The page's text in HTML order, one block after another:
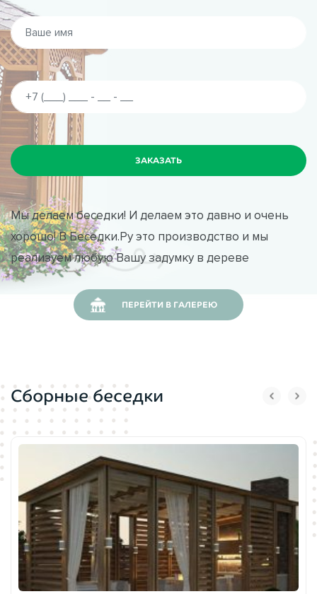
Мы делаем беседки! И делаем это давно и очень
хорошо! В Беседки.Ру это производство и мы
реализуем любую Вашу задумку в дереве
ПЕРЕЙТИ В ГАЛЕРЕЮ
Сборные беседки